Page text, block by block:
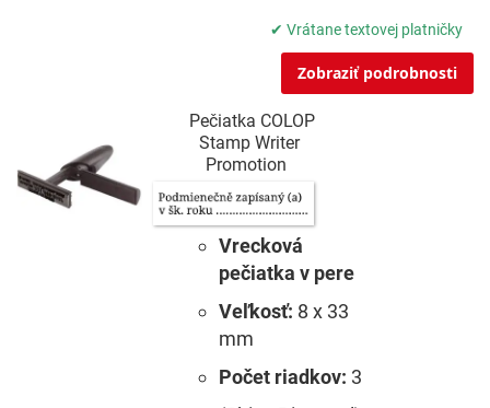
✔ Vrátane textovej platničky
Zobraziť podrobnosti
Pečiatka COLOP
Stamp Writer
Promotion
Vrecková
pečiatka v pere
Veľkosť: 8 x 33
mm
Počet riadkov: 3